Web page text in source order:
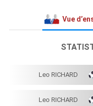
Vue
Leo RICHARD
Leo RICHARD